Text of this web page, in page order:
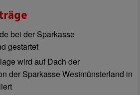
bei der Sparkasse
gestartet
wird auf Dach der
der Sparkasse Westmünsterland in